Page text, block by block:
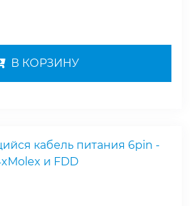
В КОРЗИНУ